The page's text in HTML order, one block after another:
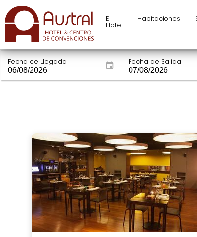
El
Hotel
Habitaciones
Fecha de Llegada Fecha de Salida